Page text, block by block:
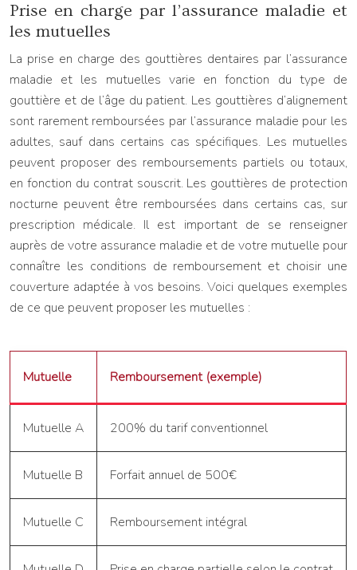
Prise en charge par l’assurance maladie et
les mutuelles
La prise en charge des gouttières dentaires par l’assurance
maladie et les mutuelles varie en fonction du type de
gouttière et de l’âge du patient. Les gouttières d’alignement
sont rarement remboursées par l’assurance maladie pour les
adultes, sauf dans certains cas spécifiques. Les mutuelles
peuvent proposer des remboursements partiels ou totaux,
en fonction du contrat souscrit. Les gouttières de protection
nocturne peuvent être remboursées dans certains cas, sur
prescription médicale. Il est important de se renseigner
auprès de votre assurance maladie et de votre mutuelle pour
connaître les conditions de remboursement et choisir une
couverture adaptée à vos besoins. Voici quelques exemples
de ce que peuvent proposer les mutuelles :
Mutuelle Remboursement (exemple)
Mutuelle A 200% du tarif conventionnel
Mutuelle B Forfait annuel de 500€
Mutuelle C Remboursement intégral